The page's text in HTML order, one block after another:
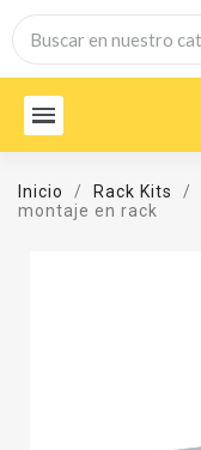
Inicio Rack Kits
montaje en rack